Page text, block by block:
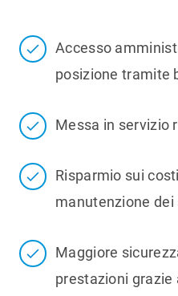
Accesso
posizione tramite
Messa in servizio
Risparmio sui
manutenzione dei
Maggiore
prestazioni grazie